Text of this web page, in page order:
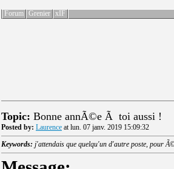
Forum Grenier xIF
Topic: Bonne annÃ©e Ã toi aussi !
Posted by: Laurence at lun. 07 janv. 2019 15:09:32
Keywords: j'attendais que quelqu'un d'autre poste, pour